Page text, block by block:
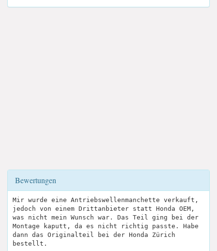
Bewertungen
Mir wurde eine Antriebswellenmanchette verkauft,
jedoch von einem Drittanbieter statt Honda OEM,
was nicht mein Wunsch war. Das Teil ging bei der
Montage kaputt, da es nicht richtig passte. Habe
dann das Originalteil bei der Honda Zürich
bestellt.